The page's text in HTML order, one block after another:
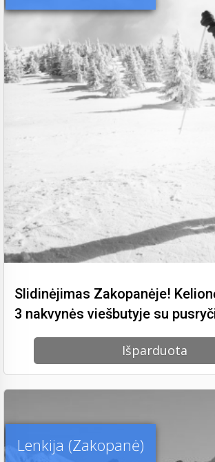
Slidinėjimas Zakopanėje!
3 nakvynės viešbutyje su
Išparduota
Lenkija (Zakopanė)